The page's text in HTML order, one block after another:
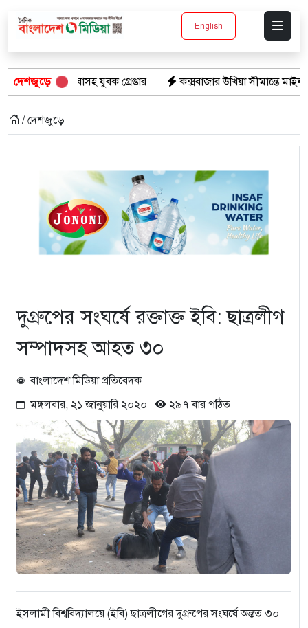
English
দেশজুড়ে
যুবক গ্রেপ্তার কক্সবাজার উখিয়া সীমান্তে মাইন বিস্ফোরণে যুবক
/ দেশজুড়ে
দুগ্রুপের সংঘর্ষে রক্তাক্ত ইবি: ছাত্রলীগ
সম্পাদসহ আহত ৩০
বাংলাদেশ মিডিয়া প্রতিবেদক
মঙ্গলবার, ২১ জানুয়ারি ২০২০
২৯৭ বার পঠিত
ইসলামী বিশ্ববিদ্যালয়ে (ইবি) ছাত্রলীগের দুগ্রুপের সংঘর্ষে অন্তত ৩০